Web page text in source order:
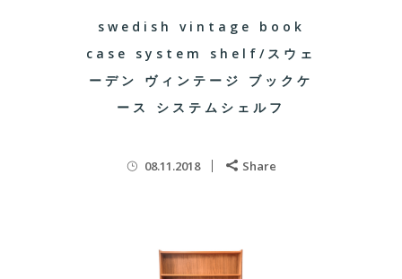
swedish vintage book
case system shelf/スウェ
ーデン ヴィンテージ ブックケ
ース システムシェルフ
08.11.2018 Share